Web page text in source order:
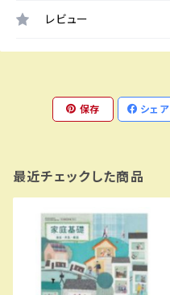
レビュー
保存 シェア
最近チェックした商品